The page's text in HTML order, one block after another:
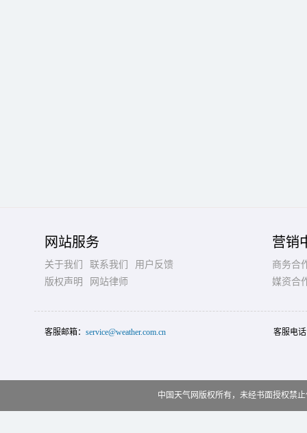
网站服务
关于我们 联系我们
用户反馈
版权声明
网站律师
营销
商务合
媒资合
客服邮箱： service@weather.com.cn 客服电
中国天气网版权所有，未经书面授权